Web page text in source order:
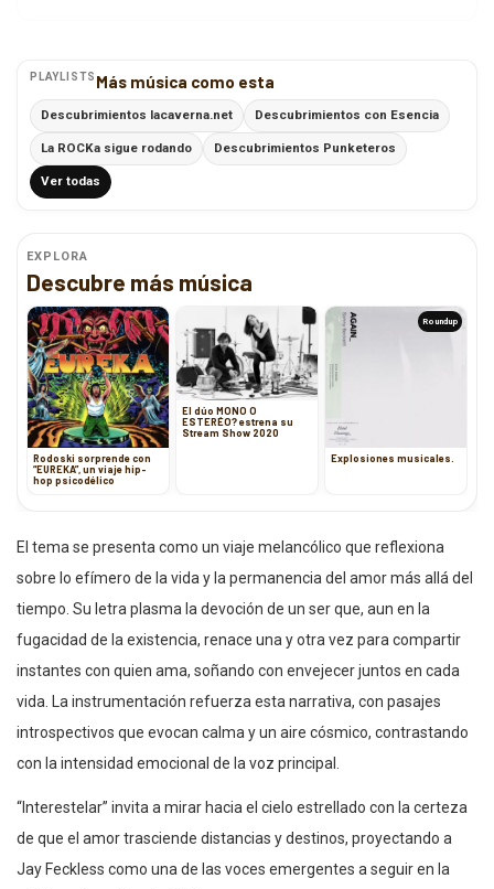
PLAYLISTS Más música como esta
Descubrimientos lacaverna.net Descubrimientos con Esencia
La ROCKa sigue rodando Descubrimientos Punketeros
Ver todas
EXPLORA
Descubre más música
Rodoski sorprende con
“EUREKA”, un viaje hip-
hop psicodélico
El dúo MONO O
ESTERÉO? estrena su
Stream Show 2020
Roundup
Explosiones musicales.
El tema se presenta como un viaje melancólico que reflexiona
sobre lo efímero de la vida y la permanencia del amor más allá del
tiempo. Su letra plasma la devoción de un ser que, aun en la
fugacidad de la existencia, renace una y otra vez para compartir
instantes con quien ama, soñando con envejecer juntos en cada
vida. La instrumentación refuerza esta narrativa, con pasajes
introspectivos que evocan calma y un aire cósmico, contrastando
con la intensidad emocional de la voz principal.
“Interestelar” invita a mirar hacia el cielo estrellado con la certeza
de que el amor trasciende distancias y destinos, proyectando a
Jay Feckless como una de las voces emergentes a seguir en la